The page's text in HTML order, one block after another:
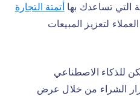
التي تساعدك بها أتمتة التجارة
لتعزيز المبيعات
للذكاء الاصطناعي
الشراء من خلال عرض